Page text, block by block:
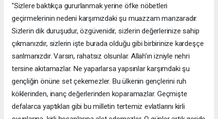
"Sizlere baktıkça gururlanmak yerine öfke nöbetleri
geçirmelerinin nedeni karşımızdaki şu muazzam manzaradır.
Sizlerin dik duruşudur, özgüvenidir, sizlerin değerlerinize sahip
çıkmanızdır, sizlerin işte burada olduğu gibi birbirinize kardeşçe
sarılmanızdır. Varsın, rahatsız olsunlar. Allah'ın izniyle nehri
tersine akıtamazlar. Ne yaparlarsa yapsınlar karşımdaki şu
gençliğin önüne set çekemezler. Bu ülkenin gençlerini ruh
köklerinden, inanç değerlerinden koparamazlar. Geçmişte
defalarca yaptıkları gibi bu milletin tertemiz evlatlarını kirli